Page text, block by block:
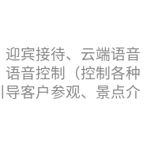
宾接待、云端语音
语音控制（控制各种
客户参观、景点介